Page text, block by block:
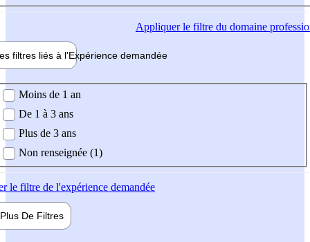
Appliquerle filtre du domaine
filtres liés à l'Expérience demandée
demandée
Moins de 1 an
De 1 à 3 ans
Plus de 3 ans
Non renseignée (1)
le filtre de l'expérience demandée
Plus De Filtres